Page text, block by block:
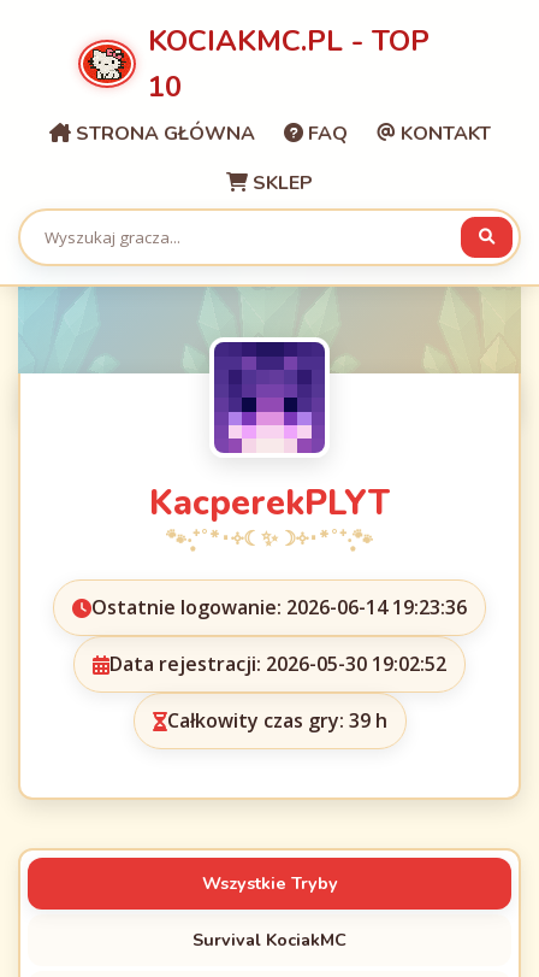
KOCIAKMC.PL - TOP
10
STRONA GŁÓWNA FAQ
KONTAKT
SKLEP
KacperekPLYT
Ostatnie logowanie: 2026-06-14 19:23:36
Data rejestracji: 2026-05-30 19:02:52
Całkowity czas gry: 39 h
Wszystkie Tryby
Survival KociakMC